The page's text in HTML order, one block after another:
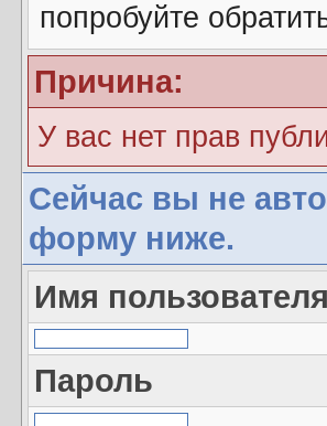
попробуйте
Причина:
У вас нет прав
Сейчас вы не
форму ниже.
Имя
Пароль